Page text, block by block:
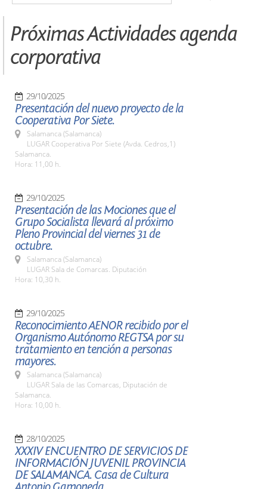
Próximas Actividades agenda
corporativa
29/10/2025
Presentación del nuevo proyecto de la
Cooperativa Por Siete.
Salamanca (Salamanca)
LUGAR Cooperativa Por Siete (Avda. Cedros,1)
Salamanca.
Hora: 11,00 h.
29/10/2025
Presentación de las Mociones que el
Grupo Socialista llevará al próximo
Pleno Provincial del viernes 31 de
octubre.
Salamanca (Salamanca)
LUGAR Sala de Comarcas. Diputación
Hora: 10,30 h.
29/10/2025
Reconocimiento AENOR recibido por el
Organismo Autónomo REGTSA por su
tratamiento en tención a personas
mayores.
Salamanca (Salamanca)
LUGAR Sala de las Comarcas, Diputación de
Salamanca.
Hora: 10,00 h.
28/10/2025
XXXIV ENCUENTRO DE SERVICIOS DE
INFORMACIÓN JUVENIL PROVINCIA
DE SALAMANCA. Casa de Cultura